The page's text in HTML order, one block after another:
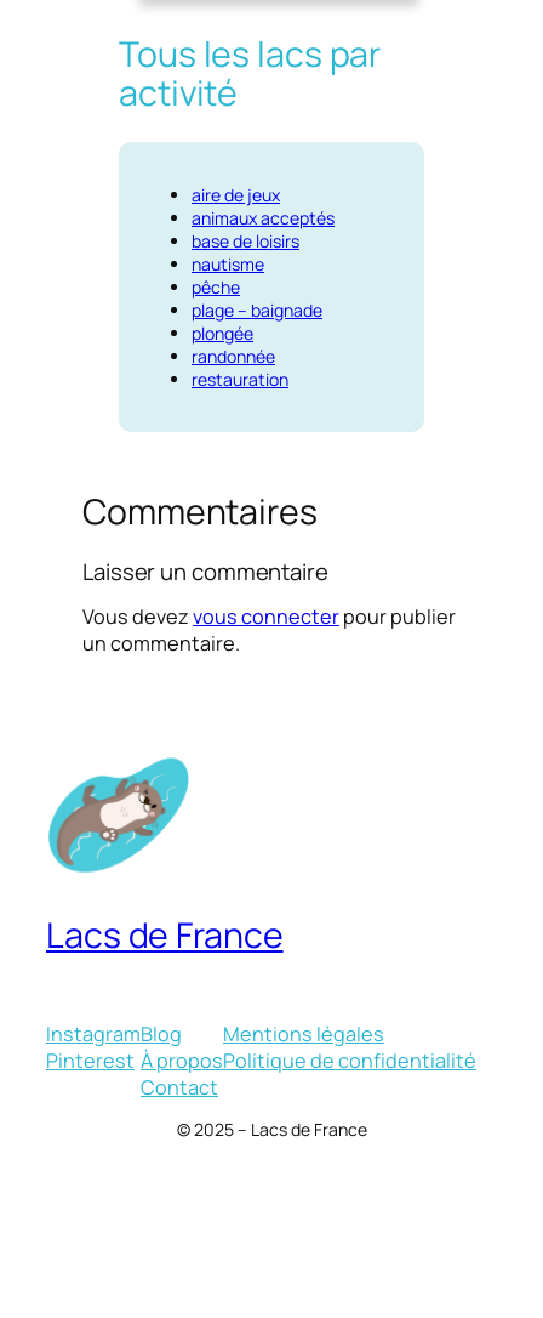
Tous les lacs par
activité
aire de jeux
animaux acceptés
base de loisirs
nautisme
pêche
plage – baignade
plongée
randonnée
restauration
Commentaires
Laisser un commentaire
Vous devezvous connecterpour publier
un commentaire.
Lacs de France
Instagram
Pinterest
Blog
À propos
Contact
Mentions légales
Politique de confidentialité
© 2025 – Lacs de France